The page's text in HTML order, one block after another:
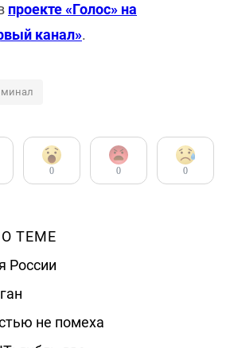
проекте «Голос» на
канал».
0 0 0
ТЕМЕ
России
не помеха